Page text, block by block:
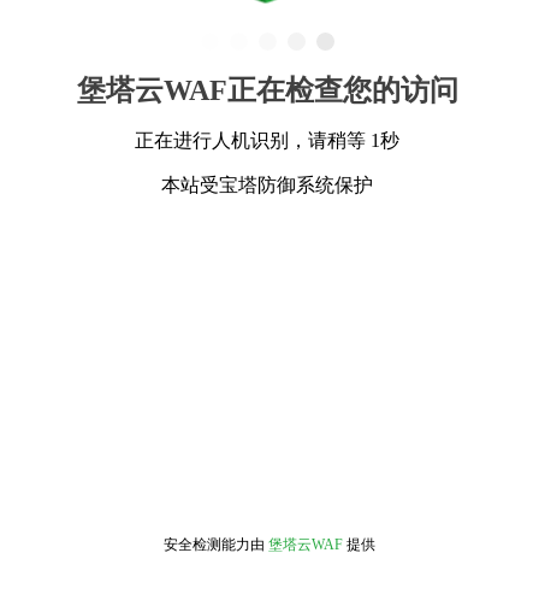
堡塔云WAF正在检查您的访问
正在进行人机识别，请稍等 1秒
本站受宝塔防御系统保护
安全检测能力由 堡塔云WAF 提供